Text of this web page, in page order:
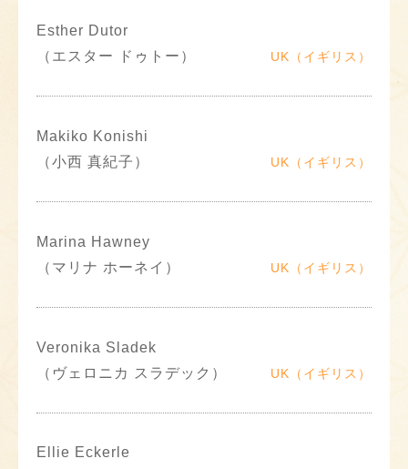
Esther Dutor
（エスター ドゥトー）
UK（イギリス）
Makiko Konishi
（小西 真紀子）
UK（イギリス）
Marina Hawney
（マリナ ホーネイ）
UK（イギリス）
Veronika Sladek
（ヴェロニカ スラデック）
UK（イギリス）
Ellie Eckerle